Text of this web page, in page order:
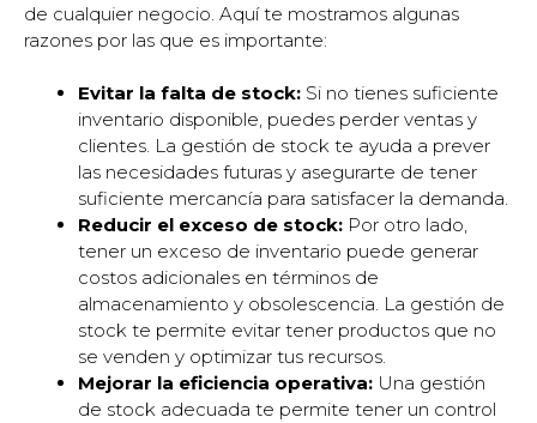
de cualquier negocio. Aquí te mostramos algunas
razones por las que es importante:
Evitar la falta de stock: Si no tienes suficiente
inventario disponible, puedes perder ventas y
clientes. La gestión de stock te ayuda a prever
las necesidades futuras y asegurarte de tener
suficiente mercancía para satisfacer la demanda.
Reducir el exceso de stock: Por otro lado,
tener un exceso de inventario puede generar
costos adicionales en términos de
almacenamiento y obsolescencia. La gestión de
stock te permite evitar tener productos que no
se venden y optimizar tus recursos.
Mejorar la eficiencia operativa: Una gestión
de stock adecuada te permite tener un control